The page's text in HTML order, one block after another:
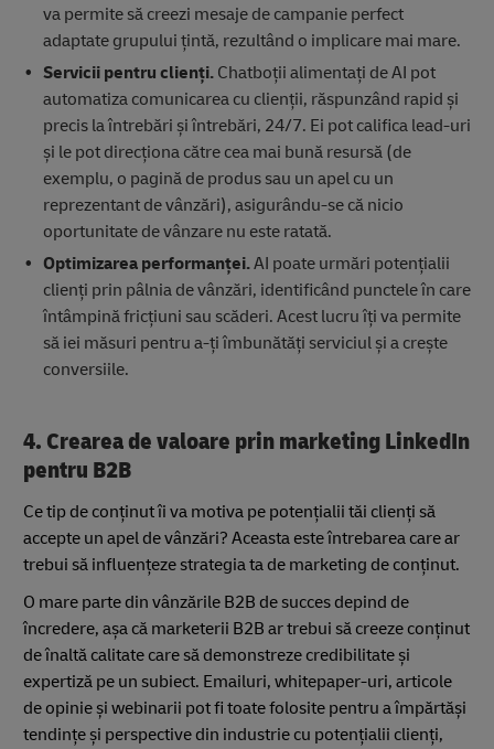
va permite să creezi mesaje de campanie perfect
adaptate grupului țintă, rezultând o implicare mai mare.
Servicii pentru clienți.Chatboții alimentați de AI pot
automatiza comunicarea cu clienții, răspunzând rapid și
precis la întrebări și întrebări, 24/7. Ei pot califica lead-uri
și le pot direcționa către cea mai bună resursă (de
exemplu, o pagină de produs sau un apel cu un
reprezentant de vânzări), asigurându-se că nicio
oportunitate de vânzare nu este ratată.
Optimizarea performanței.AI poate urmări potențialii
clienți prin pâlnia de vânzări, identificând punctele în care
întâmpină fricțiuni sau scăderi. Acest lucru îți va permite
să iei măsuri pentru a-ți îmbunătăți serviciul și a crește
conversiile.
4. Crearea de valoare prin marketing LinkedIn
pentru B2B
Ce tip de conținut îi va motiva pe potențialii tăi clienți să
accepte un apel de vânzări? Aceasta este întrebarea care ar
trebui să influențeze strategia ta de marketing de conținut.
O mare parte din vânzările B2B de succes depind de
încredere, așa că marketerii B2B ar trebui să creeze conținut
de înaltă calitate care să demonstreze credibilitate și
expertiză pe un subiect. Emailuri, whitepaper-uri, articole
de opinie și webinarii pot fi toate folosite pentru a împărtăși
tendințe și perspective din industrie cu potențialii clienți,